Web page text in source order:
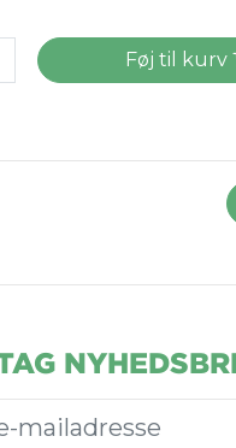
Føj til kurv